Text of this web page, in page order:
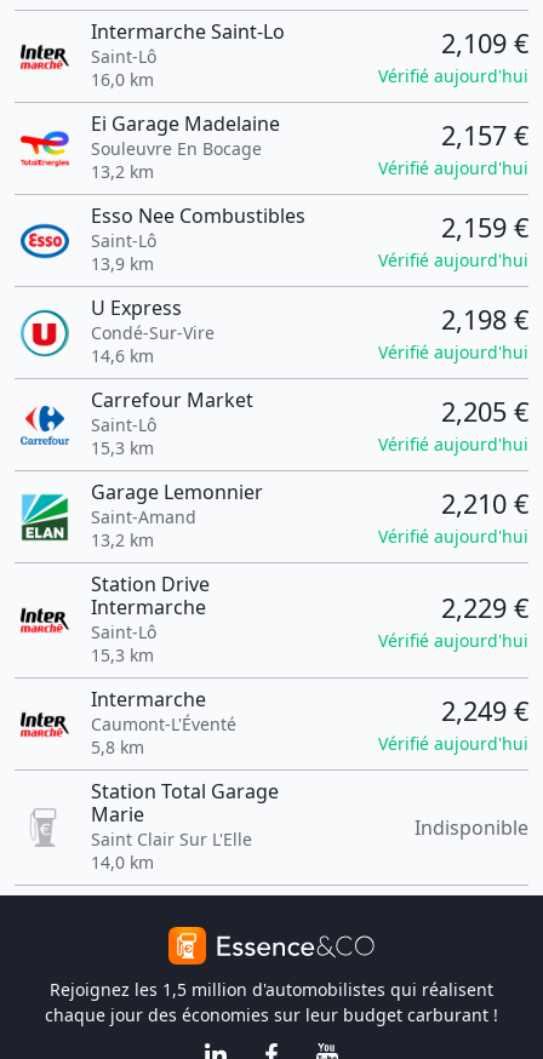
Intermarche Saint-Lo
Saint-Lô
16,0 km
2,109 €
Vérifié aujourd'hui
Ei Garage Madelaine
Souleuvre En Bocage
13,2 km
2,157 €
Vérifié aujourd'hui
Esso Nee Combustibles
Saint-Lô
13,9 km
2,159 €
Vérifié aujourd'hui
U Express
Condé-Sur-Vire
14,6 km
2,198 €
Vérifié aujourd'hui
Carrefour Market
Saint-Lô
15,3 km
2,205 €
Vérifié aujourd'hui
Garage Lemonnier
Saint-Amand
13,2 km
2,210 €
Vérifié aujourd'hui
Station Drive
Intermarche
Saint-Lô
15,3 km
2,229 €
Vérifié aujourd'hui
Intermarche
Caumont-L'Éventé
5,8 km
2,249 €
Vérifié aujourd'hui
Station Total Garage
Marie
Saint Clair Sur L'Elle
14,0 km
Indisponible
Rejoignez les 1,5 million d'automobilistes qui réalisent
chaque jour des économies sur leur budget carburant !